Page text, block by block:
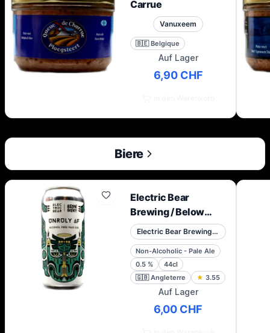
Carrue
Vanuxeem
🇧🇪 Belgique
Auf Lager
6,90 CHF
Biere
Electric Bear
Brewing / Below
Brew Co – Unruly AF
– 0,5 % – 44 cl – Dose
Electric Bear Brewing Co.
Non-Alcoholic - Pale Ale
0.5 %
44cl
🇬🇧 Angleterre ★ 3.55
Auf Lager
6,00 CHF